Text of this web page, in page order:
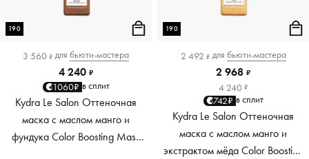
190
3 560 ₽ для бьюти-мастера
4 240 ₽
1060₽ в сплит
Kydra Le Salon Оттеночная
маска с маслом манго и
фундука Color Boosting Mask
190
2 492 ₽ для бьюти-мастера
2 968 ₽
4 240 ₽
742₽ в сплит
Kydra Le Salon Оттеночная
маска с маслом манго и
экстрактом мёда Color Boosting